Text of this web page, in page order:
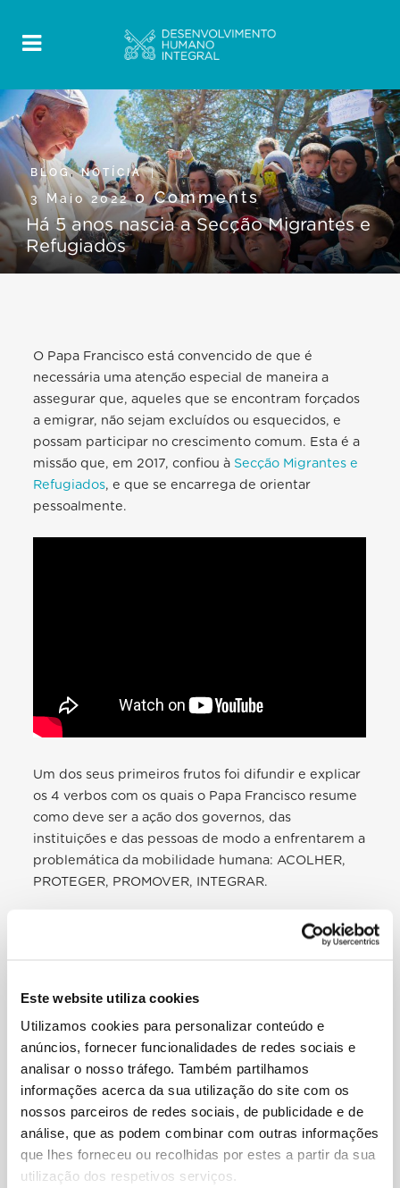
Este website utiliza cookies
Utilizamos cookies para personalizar conteúdo e
anúncios, fornecer funcionalidades de redes sociais e
analisar o nosso tráfego. Também partilhamos
informações acerca da sua utilização do site com os
nossos parceiros de redes sociais, de publicidade e de
análise, que as podem combinar com outras informações
que lhes forneceu ou recolhidas por estes a partir da sua
utilização dos respetivos serviços.
BLOG,NOTÍCIA
3 Maio 20220 Comments
Há 5 anos nascia a Secção Migrantes e
Refugiados
O Papa Francisco está convencido de que é
necessária uma atenção especial de maneira a
assegurar que, aqueles que se encontram forçados
a emigrar, não sejam excluídos ou esquecidos, e
possam participar no crescimento comum. Esta é a
missão que, em 2017, confiou à Secção Migrantes e
Refugiados, e que se encarrega de orientar
pessoalmente.
Um dos seus primeiros frutos foi difundir e explicar
os 4 verbos com os quais o Papa Francisco resume
como deve ser a ação dos governos, das
instituições e das pessoas de modo a enfrentarem a
problemática da mobilidade humana:ACOLHER,
PROTEGER, PROMOVER, INTEGRAR.
O nosso trabalho direto e de solidariedade com as
vítimas de exploração levou-nos a desenvolver as
que colaboram no resgate das vítimas. Dirigem-se
não só àsinstituições católicas, mas também a
pessoas e instituições da sociedade civil.
Entre os muitos rostos dacrise climática, também
se encontram os dos deslocados causados por este
enorme fracasso coletivo. Por isso, atualmente,
envidamos muitos esforços para fazer frente aos